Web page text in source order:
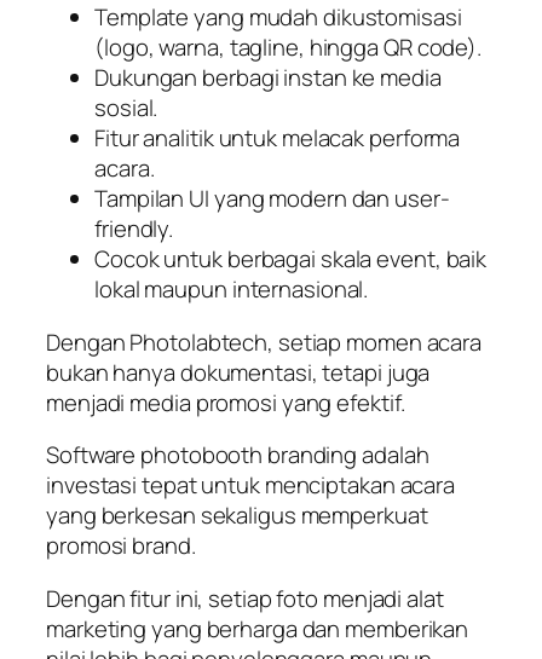
Template yang mudah dikustomisasi
(logo, warna, tagline, hingga QR code).
Dukungan berbagi instan ke media
sosial.
Fitur analitik untuk melacak performa
acara.
Tampilan UI yang modern dan user-
friendly.
Cocok untuk berbagai skala event, baik
lokal maupun internasional.
Dengan Photolabtech, setiap momen acara
bukan hanya dokumentasi, tetapi juga
menjadi media promosi yang efektif.
Software photobooth branding adalah
investasi tepat untuk menciptakan acara
yang berkesan sekaligus memperkuat
promosi brand.
Dengan fitur ini, setiap foto menjadi alat
marketing yang berharga dan memberikan